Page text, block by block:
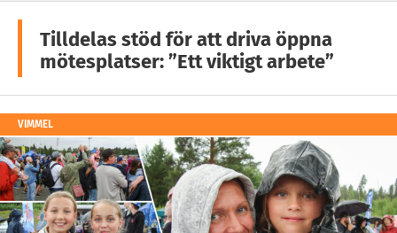
Tilldelas stöd för att driva öppna
mötesplatser: ”Ett viktigt arbete”
VIMMEL